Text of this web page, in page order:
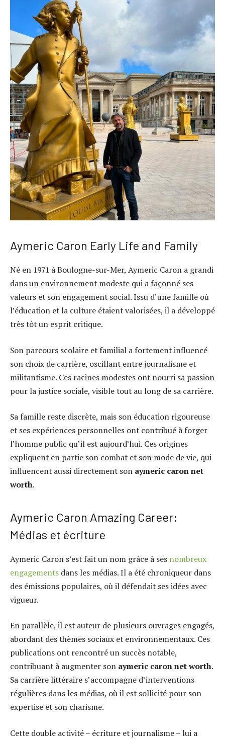
Aymeric Caron Early Life and Family
Né en 1971 à Boulogne-sur-Mer, Aymeric Caron a grandi
dans un environnement modeste qui a façonné ses
valeurs et son engagement social. Issu d’une famille où
l’éducation et la culture étaient valorisées, il a développé
très tôt un esprit critique.
Son parcours scolaire et familial a fortement influencé
son choix de carrière, oscillant entre journalisme et
militantisme. Ces racines modestes ont nourri sa passion
pour la justice sociale, visible tout au long de sa carrière.
Sa famille reste discrète, mais son éducation rigoureuse
et ses expériences personnelles ont contribué à forger
l’homme public qu’il est aujourd’hui. Ces origines
expliquent en partie son combat et son mode de vie, qui
influencent aussi directement son aymeric caron net
worth.
Aymeric Caron Amazing Career:
Médias et écriture
Aymeric Caron s’est fait un nom grâce à ses nombreux
engagements dans les médias. Il a été chroniqueur dans
des émissions populaires, où il défendait ses idées avec
vigueur.
En parallèle, il est auteur de plusieurs ouvrages engagés,
abordant des thèmes sociaux et environnementaux. Ces
publications ont rencontré un succès notable,
contribuant à augmenter son aymeric caron net worth.
Sa carrière littéraire s’accompagne d’interventions
régulières dans les médias, où il est sollicité pour son
expertise et son charisme.
Cette double activité – écriture et journalisme – lui a